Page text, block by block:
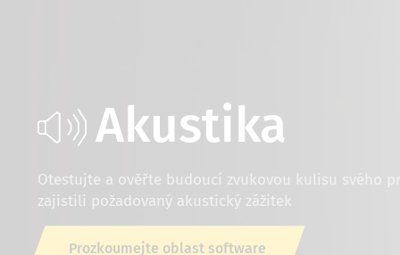
Akustika
Otestujte a ověřte budoucí zvukovou kulisu svého
zajistili požadovaný akustický zážitek
Prozkoumejte oblast software